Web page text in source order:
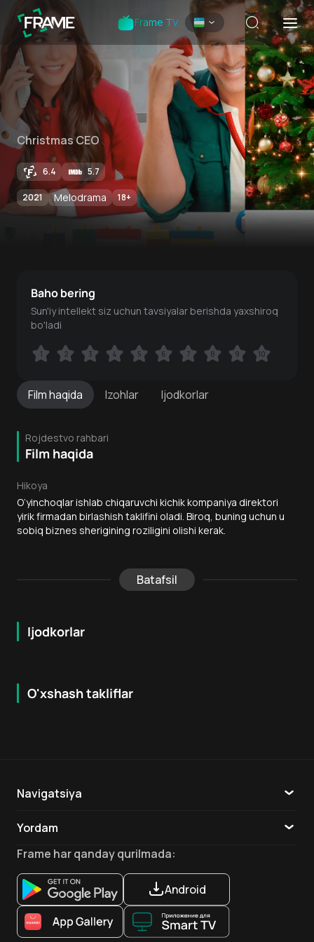
Frame TV
Christmas CEO
6.4 5.7
2021 Melodrama 18+
Filmhaqida Izohlar Ijodkorlar
Rojdestvo rahbari
Film haqida
Hikoya
O‘yinchoqlar ishlab chiqaruvchi kichik kompaniya direktori
yirik firmadan birlashish taklifini oladi. Biroq, buning uchun u
sobiq biznes sherigining roziligini olishi kerak.
Batafsil
Ijodkorlar
Baho bering
Sun'iy intellekt siz uchun tavsiyalar berishda yaxshiroq
bo'ladi
1 2 3 4 5 6 7 8 9 10
1 2 3 4 5 6 7 8 9 10
O'xshash takliflar
16 + 7.9
Navigatsiya
Yordam
Aloqa
Ilovalar
Frame har qanday qurilmada:
Android